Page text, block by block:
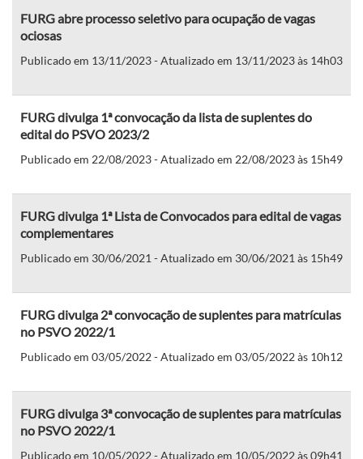
FURG abre processo seletivo para ocupação de vagas
ociosas
Publicado em 13/11/2023 - Atualizado em 13/11/2023 às 14h03
FURG divulga 1ª convocação da lista de suplentes do
edital do PSVO 2023/2
Publicado em 22/08/2023 - Atualizado em 22/08/2023 às 15h49
FURG divulga 1ª Lista de Convocados para edital de vagas
complementares
Publicado em 30/06/2021 - Atualizado em 30/06/2021 às 15h49
FURG divulga 2ª convocação de suplentes para matrículas
no PSVO 2022/1
Publicado em 03/05/2022 - Atualizado em 03/05/2022 às 10h12
FURG divulga 3ª convocação de suplentes para matrículas
no PSVO 2022/1
Publicado em 10/05/2022 - Atualizado em 10/05/2022 às 09h41